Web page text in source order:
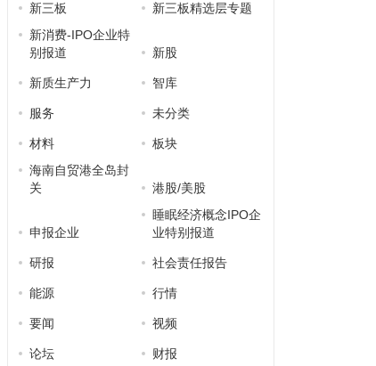
新三板
新三板精选层专题
新消费-IPO企业特
别报道
新股
新质生产力 智库
服务 未分类
材料
板块
海南自贸港全岛封
关
港股/美股
申报企业
睡眠经济概念IPO企
业特别报道
研报 社会责任报告
能源 行情
要闻 视频
论坛 财报